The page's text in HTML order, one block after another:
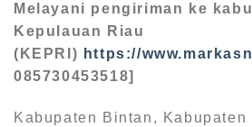
Melayani pengiriman ke
Kepulauan Riau
(KEPRI) https://
085730453518]
Kabupaten Bintan, Kabupaten